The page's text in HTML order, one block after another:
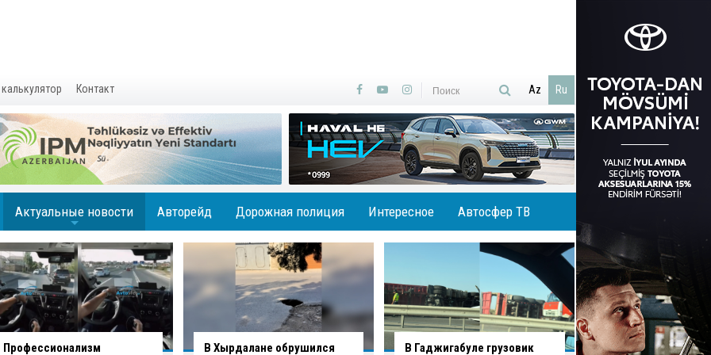
Контакт Az Ru
Актуальные новости Авторейд Дорожная полиция Интересное Автосфер ТВ
В Хырдалане обрушился
В Гаджигабуле грузовик
В Баку водитель нарушил
В Хырдалане